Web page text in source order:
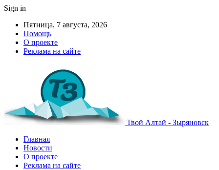
Sign in
Пятница, 7 августа, 2026
Помощь
О проекте
Реклама на сайте
Твой Алтай - Зыряновск
Главная
Новости
О проекте
Реклама на сайте